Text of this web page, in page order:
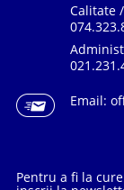
Calitate
Email:
Pentru a fi la